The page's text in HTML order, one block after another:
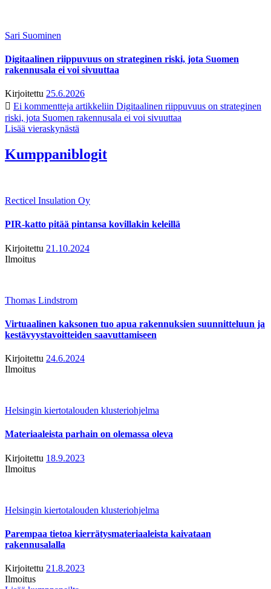
Sari Suominen
Digitaalinen riippuvuus on strateginen riski, jota Suomen
rakennusala ei voi sivuuttaa
Kirjoitettu 25.6.2026
Ei kommentteja artikkeliin Digitaalinen riippuvuus on strateginen
riski, jota Suomen rakennusala ei voi sivuuttaa
Lisää vieraskynästä
Kumppaniblogit
Recticel Insulation Oy
PIR-katto pitää pintansa kovillakin keleillä
Kirjoitettu 21.10.2024
Ilmoitus
Thomas Lindstrom
Virtuaalinen kaksonen tuo apua rakennuksien suunnitteluun ja
kestävyystavoitteiden saavuttamiseen
Kirjoitettu 24.6.2024
Ilmoitus
Helsingin kiertotalouden klusteriohjelma
Materiaaleista parhain on olemassa oleva
Kirjoitettu 18.9.2023
Ilmoitus
Helsingin kiertotalouden klusteriohjelma
Parempaa tietoa kierrätysmateriaaleista kaivataan
rakennusalalla
Kirjoitettu 21.8.2023
Ilmoitus